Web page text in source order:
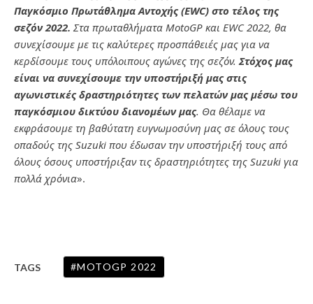
Παγκόσμιο Πρωτάθλημα Αντοχής (EWC) στο τέλος της
σεζόν 2022. Στα πρωταθλήματα MotoGP και EWC 2022, θα
συνεχίσουμε με τις καλύτερες προσπάθειές μας για να
κερδίσουμε τους υπόλοιπους αγώνες της σεζόν.Στόχος μας
είναι να συνεχίσουμε την υποστήριξή μας στις
αγωνιστικές δραστηριότητες των πελατών μας μέσω του
παγκόσμιου δικτύου διανομέων μας. Θα θέλαμε να
εκφράσουμε τη βαθύτατη ευγνωμοσύνη μας σε όλους τους
οπαδούς της Suzuki που έδωσαν την υποστήριξή τους από
όλους όσους υποστήριξαν τις δραστηριότητες της Suzuki για
πολλά χρόνια».
TAGS MOTOGP 2022